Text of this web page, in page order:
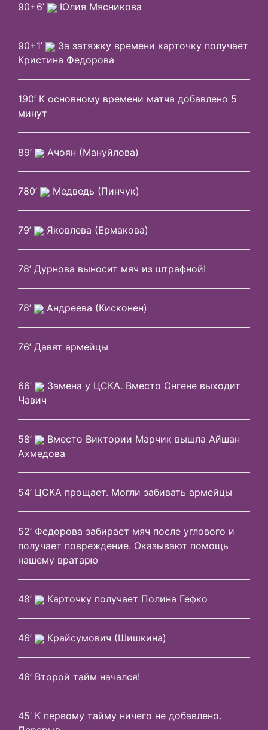
90+6’ Юлия Мясникова
90+1’
За затяжку времени карточку получает
Кристина Федорова
190’ К основному времени матча добавлено 5
минут
89’ Ачоян (Мануйлова)
780’ Медведь (Пинчук)
79’ Яковлева (Ермакова)
78’ Дурнова выносит мяч из штрафной!
78’ Андреева (Кисконен)
76’ Давят армейцы
66’
Замена у ЦСКА. Вместо Онгене выходит
Чавич
58’
Вместо Виктории Марчик вышла Айшан
Ахмедова
54’ ЦСКА прощает. Могли забивать армейцы
52’ Федорова забирает мяч после углового и
получает повреждение. Оказывают помощь
нашему вратарю
48’ Карточку получает Полина Гефко
46’ Крайсумович (Шишкина)
46’ Второй тайм начался!
45’ К первому тайму ничего не добавлено.